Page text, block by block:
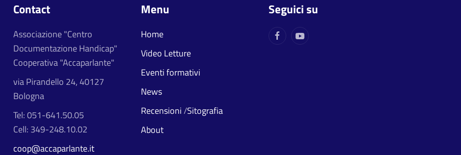
Contact
Associazione "Centro
Documentazione Handicap"
Cooperativa "Accaparlante"
via Pirandello 24, 40127
Bologna
Tel: 051-641.50.05
Cell: 349-248.10.02
coop@accaparlante.it
Menu
Home
Video Letture
Eventi formativi
News
Recensioni/Sitografia
About
Seguici su